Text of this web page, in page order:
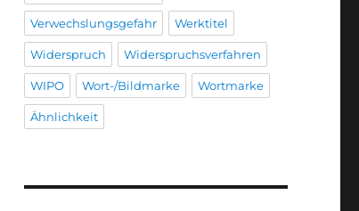
Verwechslungsgefahr Werktitel
Widerspruch Widerspruchsverfahren
WIPO Wort-/Bildmarke Wortmarke
Ähnlichkeit